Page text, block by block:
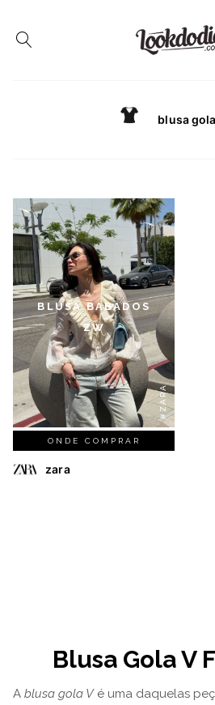
blusa
BLUSA BABADOS
ZW
#ZARA
ONDE COMPRAR
zara
Blusa Gola V
A blusa gola Vé uma daquelas